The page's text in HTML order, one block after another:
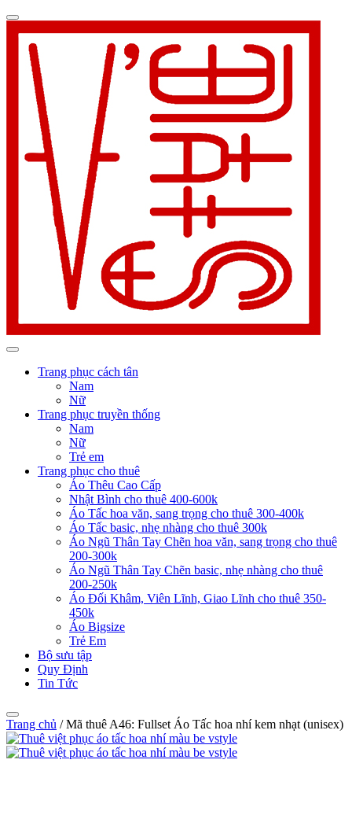
Trang phục cách tân
Nam
Nữ
Trang phục truyền thống
Nam
Nữ
Trẻ em
Trang phục cho thuê
Áo Thêu Cao Cấp
Nhật Bình cho thuê 400-600k
Áo Tấc hoa văn, sang trọng cho thuê 300-400k
Áo Tấc basic, nhẹ nhàng cho thuê 300k
Áo Ngũ Thân Tay Chẽn hoa văn, sang trọng cho thuê
200-300k
Áo Ngũ Thân Tay Chẽn basic, nhẹ nhàng cho thuê
200-250k
Áo Đối Khâm, Viên Lĩnh, Giao Lĩnh cho thuê 350-
450k
Áo Bigsize
Trẻ Em
Bộ sưu tập
Quy Định
Tin Tức
Trang chủ /Mã thuê A46: Fullset Áo Tấc hoa nhí kem nhạt (unisex)